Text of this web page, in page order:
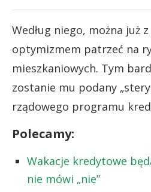
Według niego, można już
optymizmem patrzeć na
mieszkaniowych. Tym
zostanie mu podany
rządowego programu
Polecamy:
Wakacje kredytowe
nie mówi „nie”